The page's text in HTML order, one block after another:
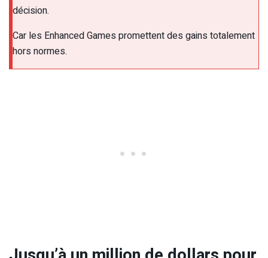
décision.
Car les Enhanced Games promettent des gains totalement
hors normes.